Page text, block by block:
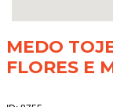
MEDO
FLORES E